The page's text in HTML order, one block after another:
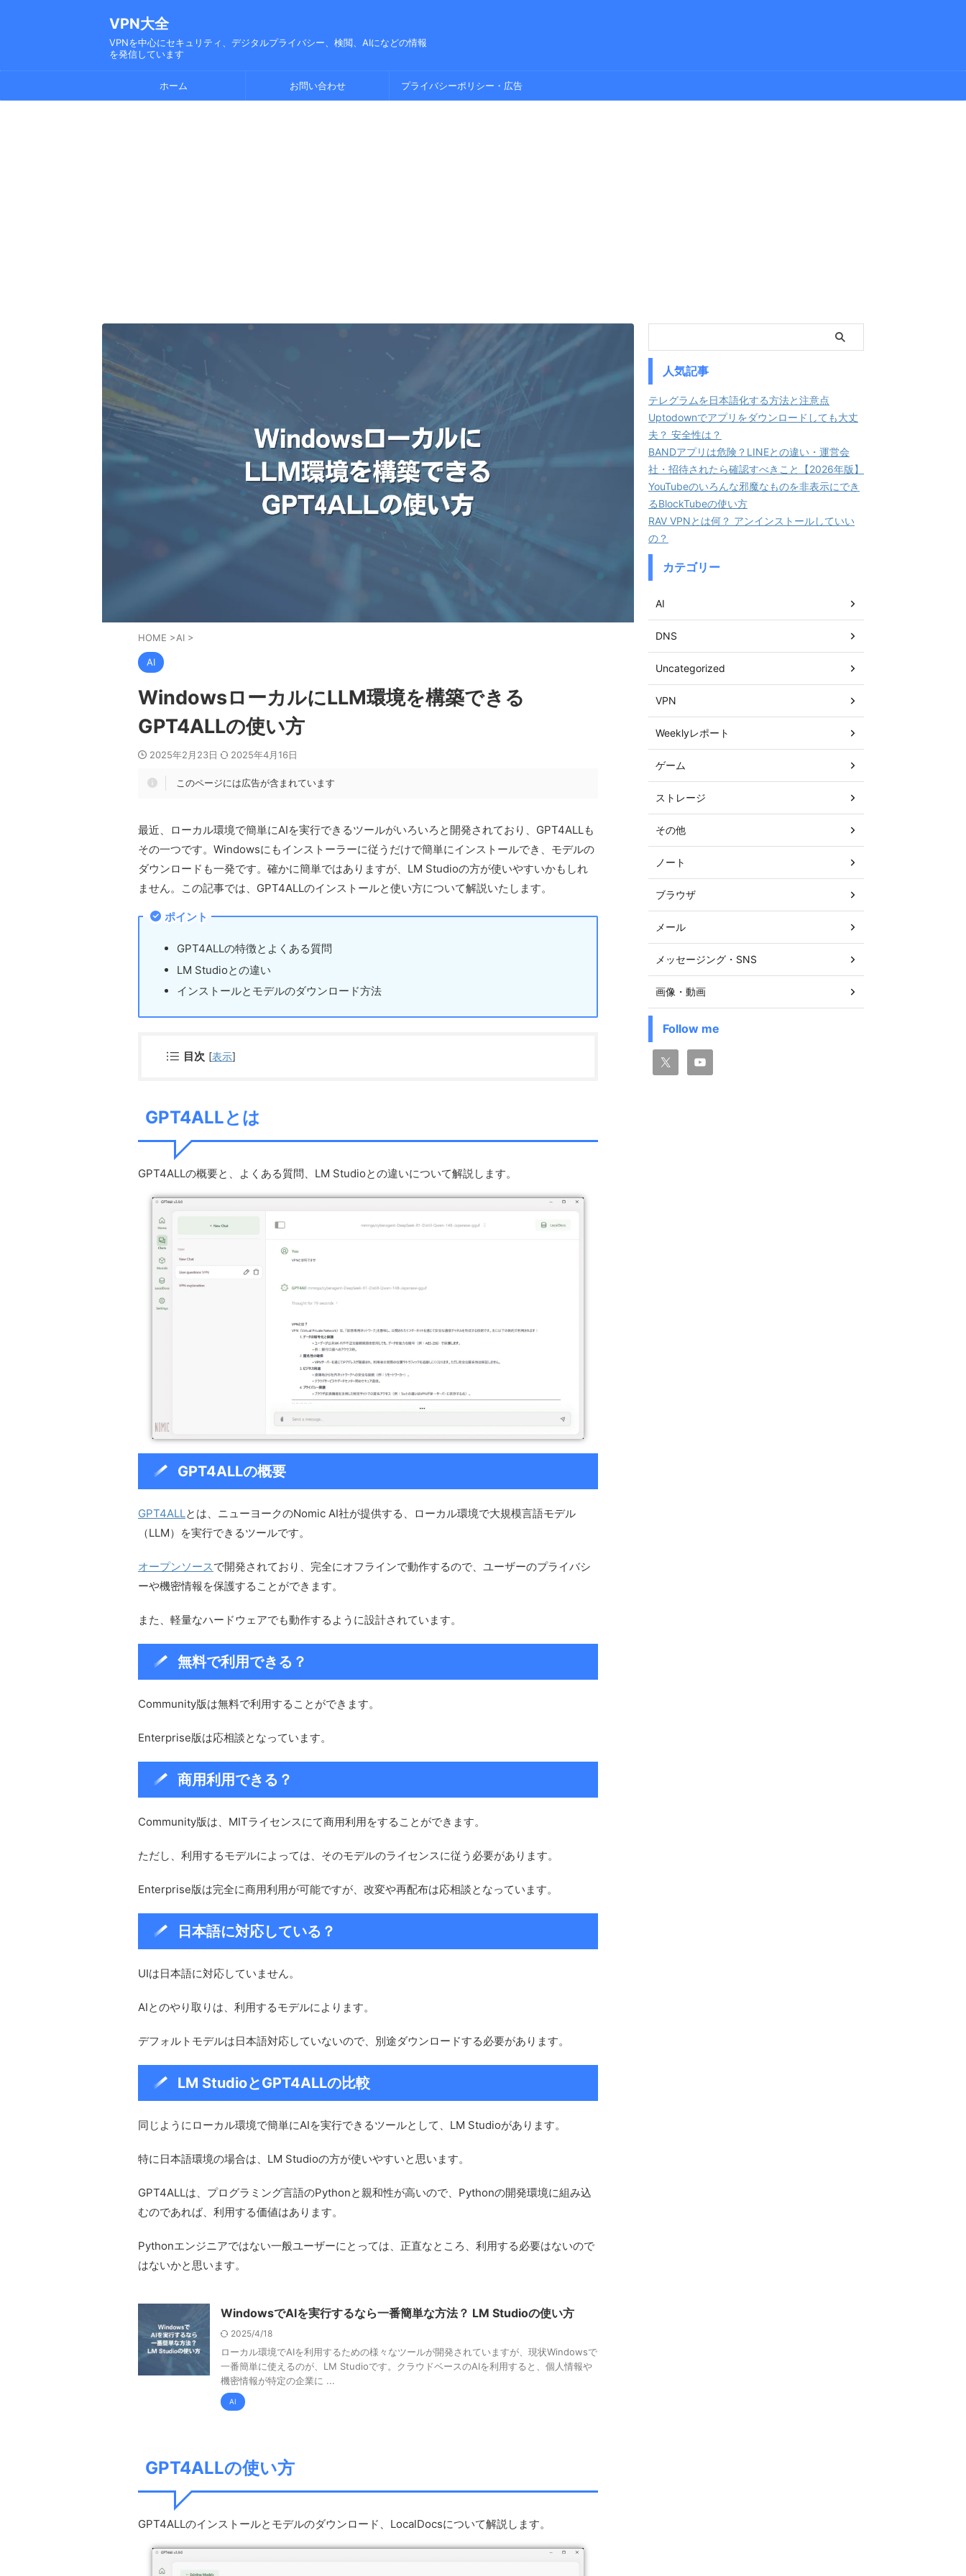
VPN大全
VPNを中心にセキュリティ、デジタルプライバシー、検閲、AIになどの情報
を発信しています
ホーム お問い合わせ プライバシーポリシー・広告
HOME >AI >
AI
WindowsローカルにLLM環境を構築できる
GPT4ALLの使い方
2025年2月23日 2025年4月16日
このページには広告が含まれています
最近、ローカル環境で簡単にAIを実行できるツールがいろいろと開発されており、GPT4ALLも
その一つです。Windowsにもインストーラーに従うだけで簡単にインストールでき、モデルの
ダウンロードも一発です。確かに簡単ではありますが、LM Studioの方が使いやすいかもしれ
ません。この記事では、GPT4ALLのインストールと使い方について解説いたします。
ポイント
GPT4ALLの特徴とよくある質問
LM Studioとの違い
インストールとモデルのダウンロード方法
目次 [表示]
GPT4ALLとは
GPT4ALLの概要と、よくある質問、LM Studioとの違いについて解説します。
GPT4ALLの概要
GPT4ALLとは、ニューヨークのNomic AI社が提供する、ローカル環境で大規模言語モデル
（LLM）を実行できるツールです。
オープンソースで開発されており、完全にオフラインで動作するので、ユーザーのプライバシ
ーや機密情報を保護することができます。
また、軽量なハードウェアでも動作するように設計されています。
無料で利用できる？
Community版は無料で利用することができます。
Enterprise版は応相談となっています。
商用利用できる？
Community版は、MITライセンスにて商用利用をすることができます。
ただし、利用するモデルによっては、そのモデルのライセンスに従う必要があります。
Enterprise版は完全に商用利用が可能ですが、改変や再配布は応相談となっています。
日本語に対応している？
UIは日本語に対応していません。
AIとのやり取りは、利用するモデルによります。
デフォルトモデルは日本語対応していないので、別途ダウンロードする必要があります。
LM StudioとGPT4ALLの比較
同じようにローカル環境で簡単にAIを実行できるツールとして、LM Studioがあります。
特に日本語環境の場合は、LM Studioの方が使いやすいと思います。
GPT4ALLは、プログラミング言語のPythonと親和性が高いので、Pythonの開発環境に組み込
むのであれば、利用する価値はあります。
Pythonエンジニアではない一般ユーザーにとっては、正直なところ、利用する必要はないので
はないかと思います。
WindowsでAIを実行するなら一番簡単な方法？ LM Studioの使い方
2025/4/18
ローカル環境でAIを利用するための様々なツールが開発されていますが、現状Windowsで
一番簡単に使えるのが、LM Studioです。クラウドベースのAIを利用すると、個人情報や
機密情報が特定の企業に ...
AI
GPT4ALLの使い方
GPT4ALLのインストールとモデルのダウンロード、LocalDocsについて解説します。
人気記事
テレグラムを日本語化する方法と注意点
Uptodownでアプリをダウンロードしても大丈
夫？ 安全性は？
BANDアプリは危険？LINEとの違い・運営会
社・招待されたら確認すべきこと【2026年版】
YouTubeのいろんな邪魔なものを非表示にでき
るBlockTubeの使い方
RAV VPNとは何？ アンインストールしていい
の？
カテゴリー
AI
DNS
Uncategorized
VPN
Weeklyレポート
ゲーム
ストレージ
その他
ノート
ブラウザ
メール
メッセージング・SNS
画像・動画
Follow me